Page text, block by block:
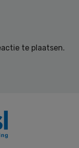
te plaatsen.